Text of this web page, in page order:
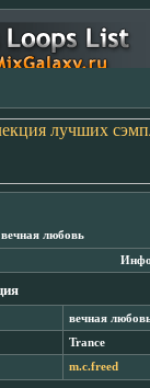
вечная любовь
вечная
Trance
m.c.freed